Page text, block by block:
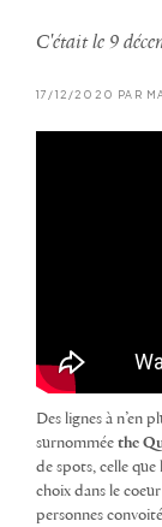
C'était le 9
17/12/2020 PAR
Des lignes à n’en
surnommée the
de spots, celle que
choix dans le
personnes